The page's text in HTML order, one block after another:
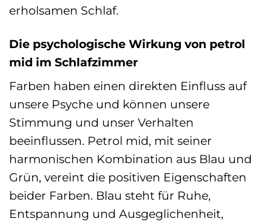
erholsamen Schlaf.
Die psychologische Wirkung von petrol
mid im Schlafzimmer
Farben haben einen direkten Einfluss auf
unsere Psyche und können unsere
Stimmung und unser Verhalten
beeinflussen. Petrol mid, mit seiner
harmonischen Kombination aus Blau und
Grün, vereint die positiven Eigenschaften
beider Farben. Blau steht für Ruhe,
Entspannung und Ausgeglichenheit,